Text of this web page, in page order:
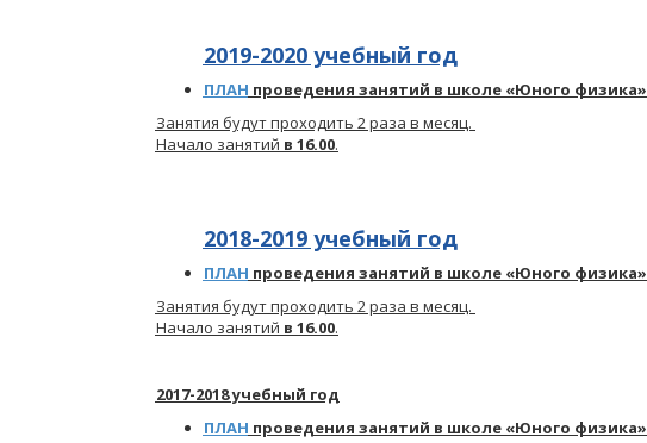
2019-2020 учебный год
ПЛАН проведения занятий в школе «Юного физика»
Занятия будут проходить 2 раза в месяц.
Начало занятий в 16.00.
2018-2019 учебный год
ПЛАН проведения занятий в школе «Юного физика»
Занятия будут проходить 2 раза в месяц.
Начало занятий в 16.00.
2017-2018 учебный год
ПЛАН проведения занятий в школе «Юного физика»